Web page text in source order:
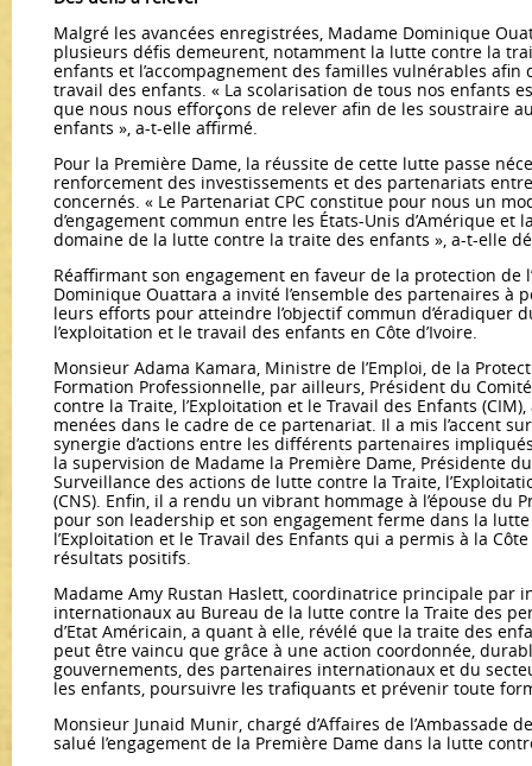
Malgré les avancées enregistrées, Madame Dominique
plusieurs défis demeurent, notamment la lutte contre la
enfants et l’accompagnement des familles vulnérables
travail des enfants. « La scolarisation de tous nos enfants
que nous nous efforçons de relever afin de les soustraire
enfants », a-t-elle affirmé.
Pour la Première Dame, la réussite de cette lutte passe
renforcement des investissements et des partenariats
concernés. « Le Partenariat CPC constitue pour nous un
d’engagement commun entre les États-Unis d’Amérique et
domaine de la lutte contre la traite des enfants », a-t-elle
Réaffirmant son engagement en faveur de la protection de
Dominique Ouattara a invité l’ensemble des partenaires à
leurs efforts pour atteindre l’objectif commun d’éradiquer
l’exploitation et le travail des enfants en Côte d’Ivoire.
Monsieur Adama Kamara, Ministre de l’Emploi, de la
Formation Professionnelle, par ailleurs, Président du
contre la Traite, l’Exploitation et le Travail des Enfants
menées dans le cadre de ce partenariat. Il a mis l’accent
synergie d’actions entre les différents partenaires
la supervision de Madame la Première Dame, Présidente
Surveillance des actions de lutte contre la Traite,
(CNS). Enfin, il a rendu un vibrant hommage à l’épouse du
pour son leadership et son engagement ferme dans la
l’Exploitation et le Travail des Enfants qui a permis à la Côte
résultats positifs.
Madame Amy Rustan Haslett, coordinatrice principale par
internationaux au Bureau de la lutte contre la Traite des
d’Etat Américain, a quant à elle, révélé que la traite des
peut être vaincu que grâce à une action coordonnée,
gouvernements, des partenaires internationaux et du
les enfants, poursuivre les trafiquants et prévenir toute
Monsieur Junaid Munir, chargé d’Affaires de l’Ambassade
salué l’engagement de la Première Dame dans la lutte